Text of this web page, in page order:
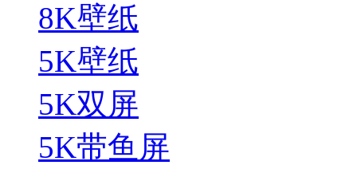
8K壁纸
5K壁纸
5K双屏
5K带鱼屏